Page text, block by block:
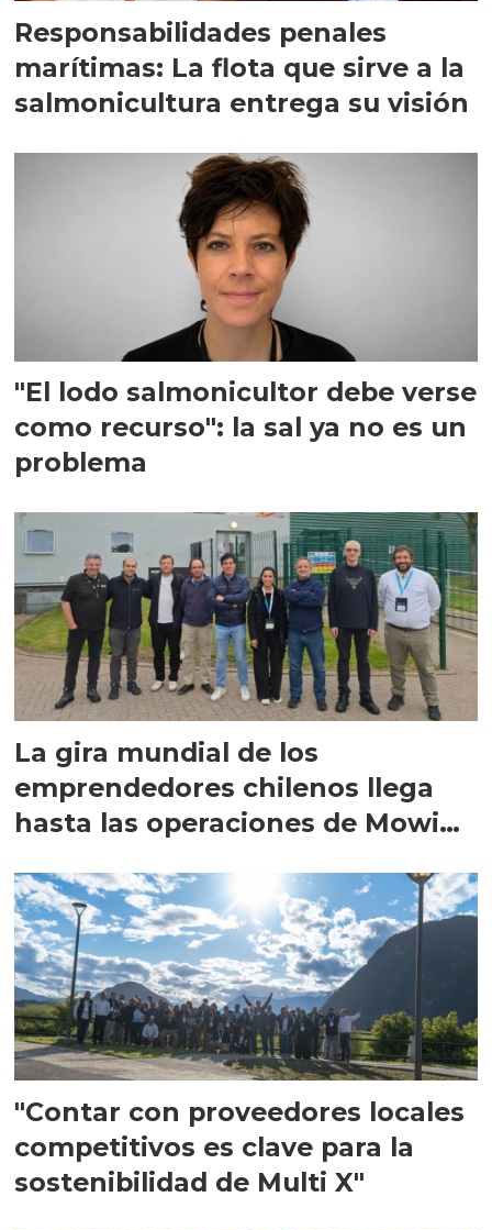
Responsabilidades penales
marítimas: La flota que sirve a la
salmonicultura entrega su visión
"El lodo salmonicultor debe verse
como recurso": la sal ya no es un
problema
La gira mundial de los
emprendedores chilenos llega
hasta las operaciones de Mowi
"Contar con proveedores locales
competitivos es clave para la
sostenibilidad de Multi X"